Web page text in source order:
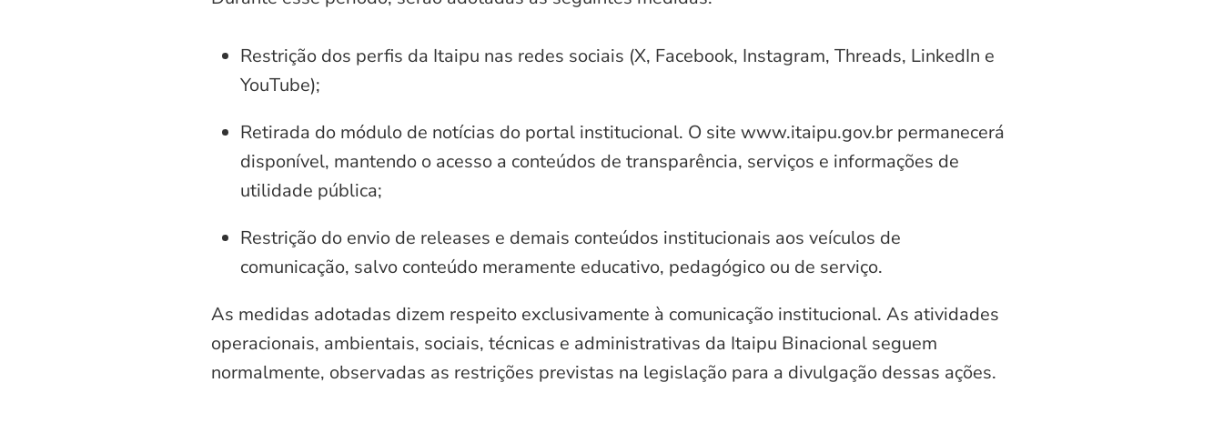
Restrição dos perfis da Itaipu nas redes sociais (X, Facebook, Instagram, Threads, LinkedIn e
YouTube);
Retirada do módulo de notícias do portal institucional. O site www.itaipu.gov.br permanecerá
disponível, mantendo o acesso a conteúdos de transparência, serviços e informações de
utilidade pública;
Restrição do envio de releases e demais conteúdos institucionais aos veículos de
comunicação, salvo conteúdo meramente educativo, pedagógico ou de serviço.
As medidas adotadas dizem respeito exclusivamente à comunicação institucional. As atividades
operacionais, ambientais, sociais, técnicas e administrativas da Itaipu Binacional seguem
normalmente, observadas as restrições previstas na legislação para a divulgação dessas ações.